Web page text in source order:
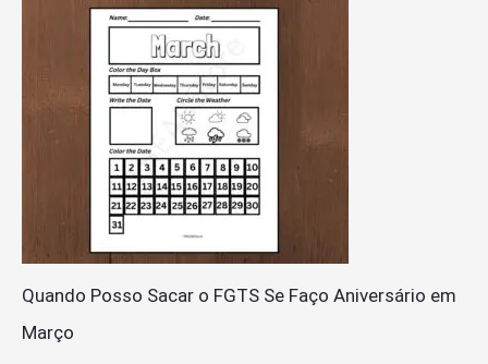
Quando Posso Sacar o FGTS Se Faço Aniversário em
Março